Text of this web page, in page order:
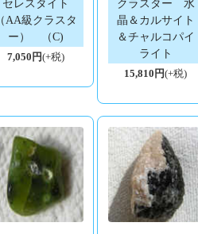
セレスタイト
（AA級クラスタ
ー） （C)
7,050円(+税)
クラスター 水
晶＆カルサイト
＆チャルコパイ
ライト
15,810円(+税)